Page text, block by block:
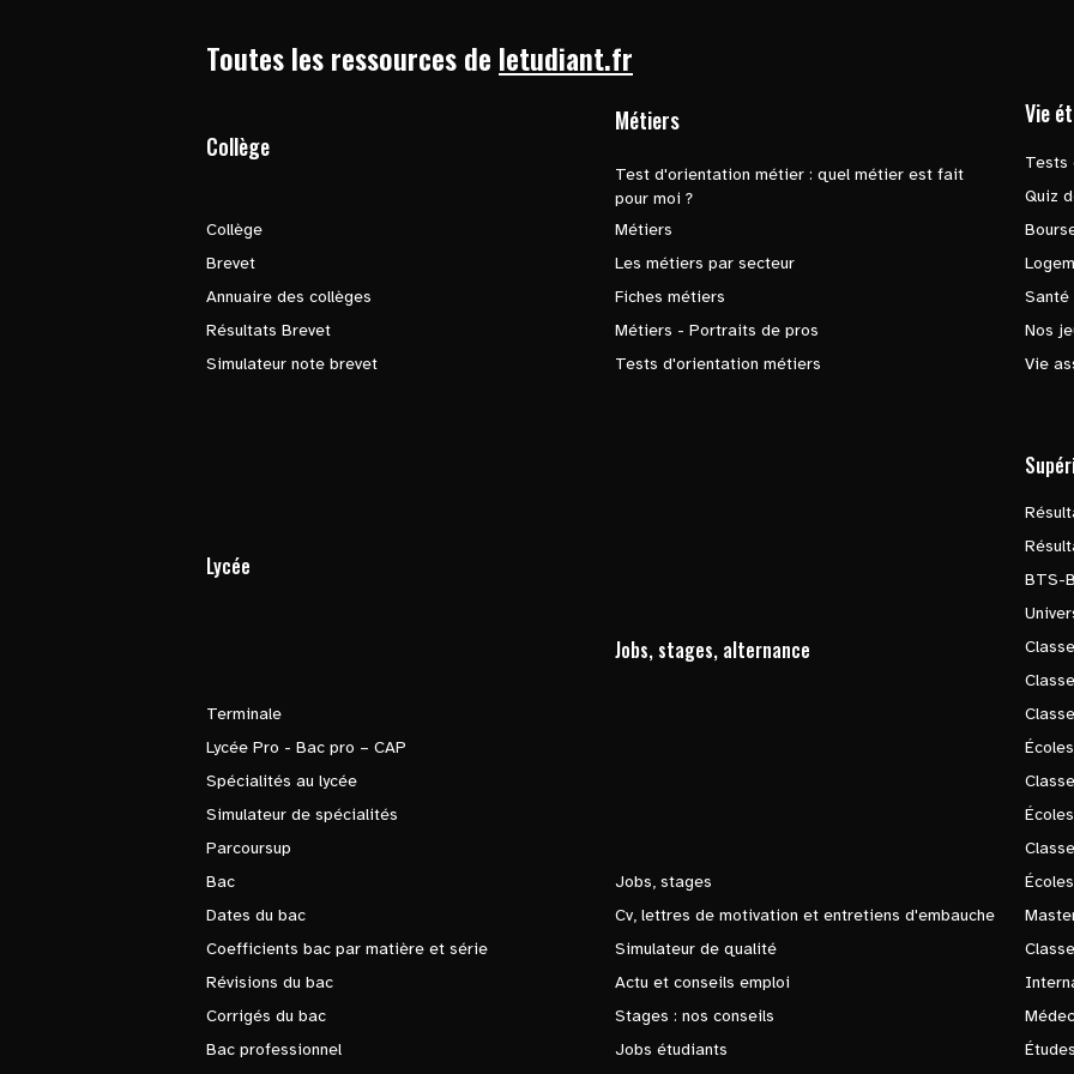
Toutes les ressources de letudiant.fr
Collège
Collège
Brevet
Annuaire des collèges
Résultats Brevet
Simulateur note brevet
Métiers
Test d'orientation métier : quel métier est fait
pour moi ?
Métiers
Les métiers par secteur
Fiches métiers
Métiers - Portraits de pros
Tests d'orientation métiers
Vie
Tests
Quiz
Santé
Nos
Vie
Lycée
Terminale
Lycée Pro - Bac pro – CAP
Spécialités au lycée
Simulateur de spécialités
Parcoursup
Bac
Dates du bac
Coefficients bac par matière et série
Révisions du bac
Corrigés du bac
Bac professionnel
Jobs, stages, alternance
Jobs, stages
Cv, lettres de motivation et entretiens d'embauche
Simulateur de qualité
Actu et conseils emploi
Stages : nos conseils
Jobs étudiants
BTS-